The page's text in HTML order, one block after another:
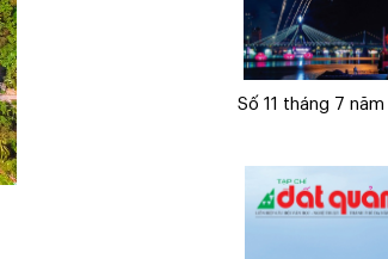
Số 11 tháng 7